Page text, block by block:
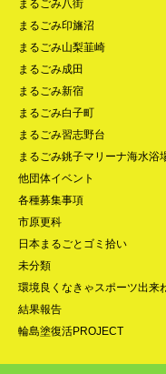
まるごみ八街
まるごみ印旛沼
まるごみ山梨韮崎
まるごみ成田
まるごみ新宿
まるごみ白子町
まるごみ習志野台
まるごみ銚子マリーナ海水浴
他団体イベント
各種募集事項
市原更科
日本まるごとゴミ拾い
未分類
環境良くなきゃスポーツ出来
結果報告
輪島塗復活PROJECT